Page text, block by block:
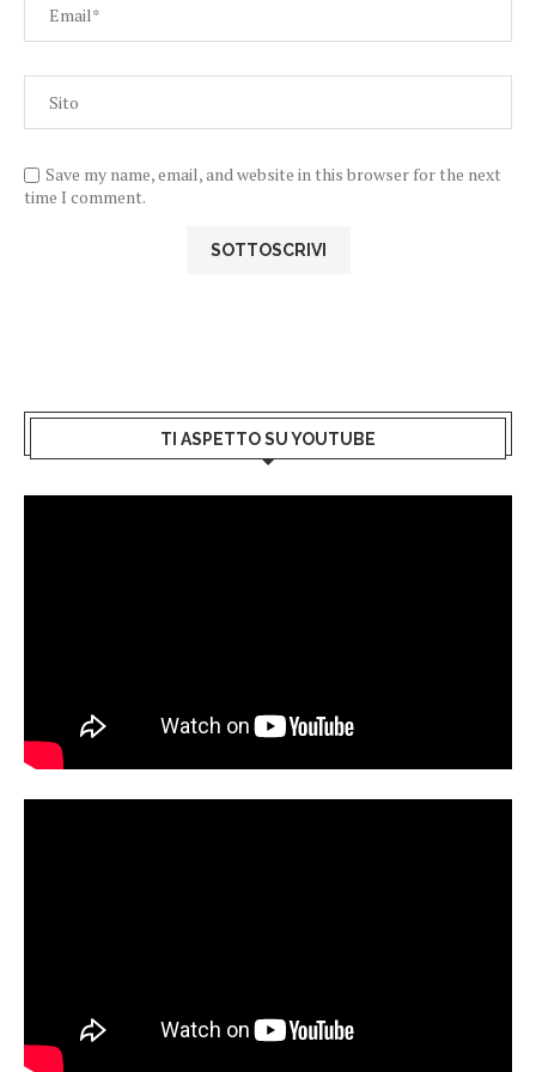
Save my name, email, and website in this browser for the next
time I comment.
TI ASPETTO SU YOUTUBE